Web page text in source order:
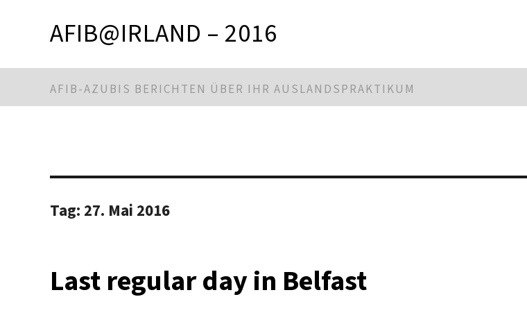
AFIB@IRLAND – 2016
AFIB-AZUBIS BERICHTEN ÜBER IHR AUSLANDSPRAKTIKUM
Tag: 27. Mai 2016
Last regular day in Belfast